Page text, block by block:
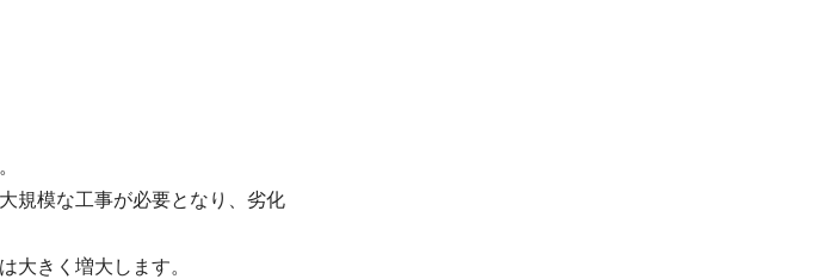
規模な工事が必要となり、劣化
大きく増大します。